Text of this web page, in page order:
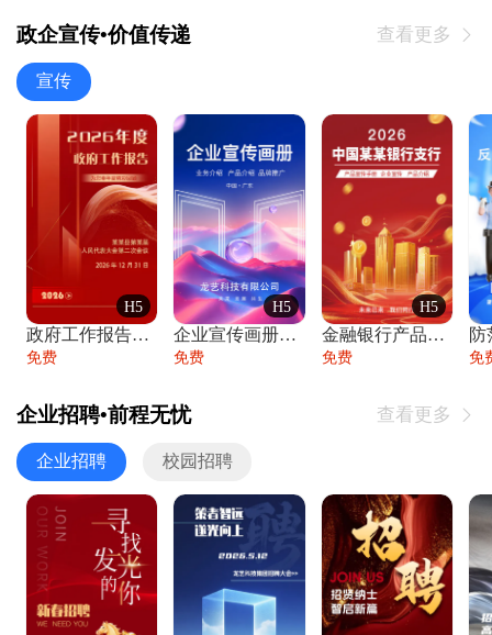
政企宣传•价值传递 查看更多 
宣传
H5
政府工作报告政府年终工作总结
免费
H5
企业宣传画册公司简介产品介绍业务宣传手册
免费
H5
金融银行产品宣传手册企业宣传产品介绍
免费
防
免
企业招聘•前程无忧 查看更多 
企业招聘 校园招聘